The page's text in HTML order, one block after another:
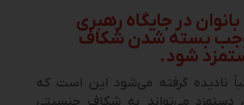
بانوان در جایگاه رهبری
بسته شدن شکاف
شود.
نادیده گرفته می‌شود این است که